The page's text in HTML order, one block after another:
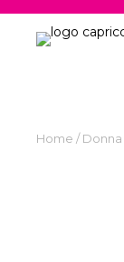
Search
Home /Donna